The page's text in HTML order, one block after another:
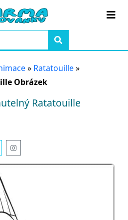
» Ratatouille»
Obrázek
Ratatouille